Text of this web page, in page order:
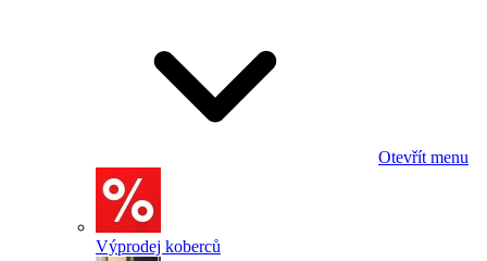
Otevřít menu
Výprodej koberců